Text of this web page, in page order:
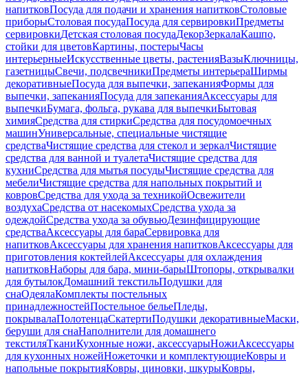
напитковПосуда для подачи и хранения напитковСтоловые
приборыСтоловая посудаПосуда для сервировкиПредметы
сервировкиДетская столовая посудаДекорЗеркалаКашпо,
стойки для цветовКартины, постерыЧасы
интерьерныеИскусственные цветы, растенияВазыКлючницы,
газетницыСвечи, подсвечникиПредметы интерьераШирмы
декоративныеПосуда для выпечки, запеканияФормы для
выпечки, запеканияПосуда для запеканияАксессуары для
выпечкиБумага, фольга, рукава для выпечкиБытовая
химияСредства для стиркиСредства для посудомоечных
машинУниверсальные, специальные чистящие
средстваЧистящие средства для стекол и зеркалЧистящие
средства для ванной и туалетаЧистящие средства для
кухниСредства для мытья посудыЧистящие средства для
мебелиЧистящие средства для напольных покрытий и
ковровСредства для ухода за техникойОсвежители
воздухаСредства от насекомыхСредства ухода за
одеждойСредства ухода за обувьюДезинфицирующие
средстваАксессуары для бараСервировка для
напитковАксессуары для хранения напитковАксессуары для
приготовления коктейлейАксессуары для охлаждения
напитковНаборы для бара, мини-барыШтопоры, открывалки
для бутылокДомашний текстильПодушки для
снаОдеялаКомплекты постельных
принадлежностейПостельное бельеПледы,
покрывалаПолотенцаСкатертиПодушки декоративныеМаски,
беруши для снаНаполнители для домашнего
текстиляТканиКухонные ножи, аксессуарыНожиАксессуары
для кухонных ножейНожеточки и комплектующиеКовры и
напольные покрытияКовры, циновки, шкурыКовры,